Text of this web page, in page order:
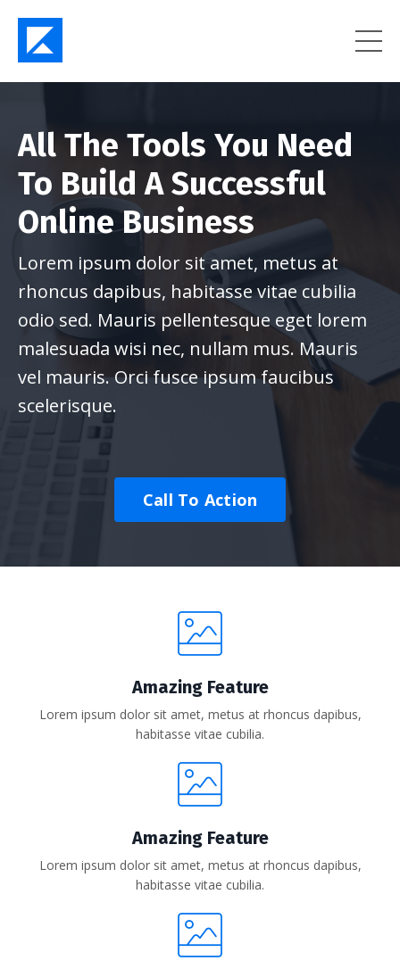
All The Tools You Need
To Build A Successful
Online Business
Lorem ipsum dolor sit amet, metus at
rhoncus dapibus, habitasse vitae cubilia
odio sed. Mauris pellentesque eget lorem
malesuada wisi nec, nullam mus. Mauris
vel mauris. Orci fusce ipsum faucibus
scelerisque.
Call To Action
Amazing Feature
Lorem ipsum dolor sit amet, metus at rhoncus dapibus,
habitasse vitae cubilia.
Amazing Feature
Lorem ipsum dolor sit amet, metus at rhoncus dapibus,
habitasse vitae cubilia.